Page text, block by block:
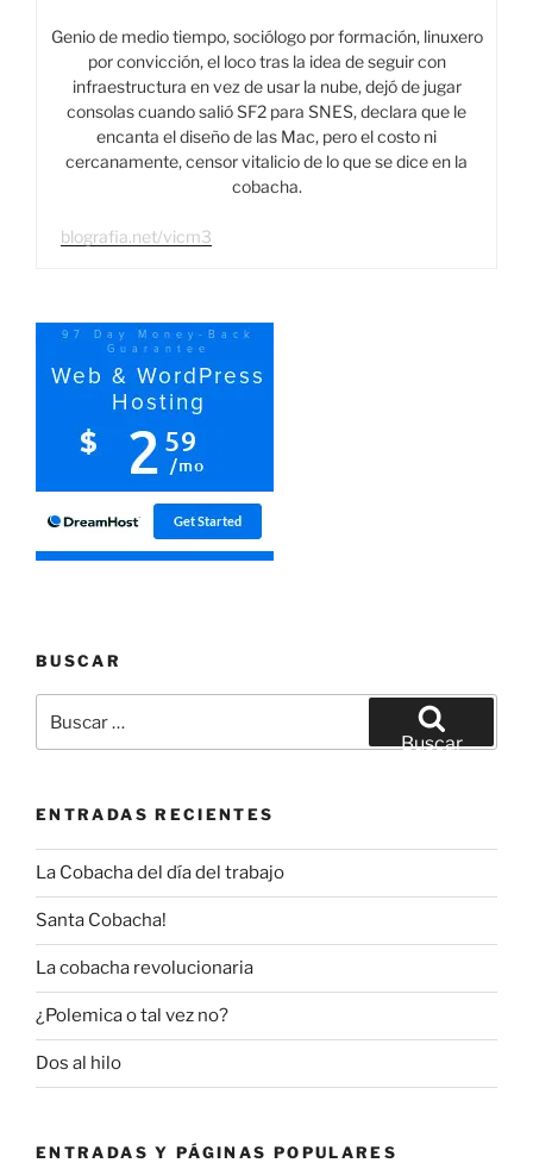
Genio de medio tiempo, sociólogo por formación, linuxero
por convicción, el loco tras la idea de seguir con
infraestructura en vez de usar la nube, dejó de jugar
consolas cuando salió SF2 para SNES, declara que le
encanta el diseño de las Mac, pero el costo ni
cercanamente, censor vitalicio de lo que se dice en la
cobacha.
blografia.net/vicm3
BUSCAR
por:
Buscar
ENTRADAS RECIENTES
La Cobacha del día del trabajo
Santa Cobacha!
La cobacha revolucionaria
¿Polemica o tal vez no?
Dos al hilo
ENTRADAS Y PÁGINAS POPULARES